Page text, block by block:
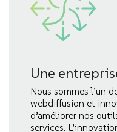
Une
Nous sommes l’un
webdiffusion et
d’améliorer nos
services.